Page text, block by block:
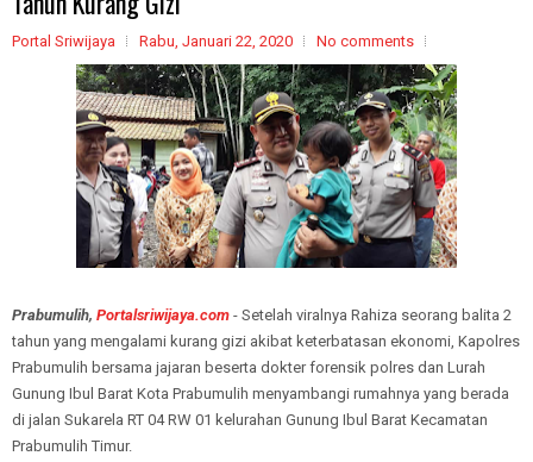
Portal Sriwijaya Rabu, Januari 22, 2020 No comments
Prabumulih, Portalsriwijaya.com - Setelah viralnya Rahiza seorang balita 2
tahun yang mengalami kurang gizi akibat keterbatasan ekonomi, Kapolres
Prabumulih bersama jajaran beserta dokter forensik polres dan Lurah
Gunung Ibul Barat Kota Prabumulih menyambangi rumahnya yang berada
di jalan Sukarela RT 04 RW 01 kelurahan Gunung Ibul Barat Kecamatan
Prabumulih Timur.